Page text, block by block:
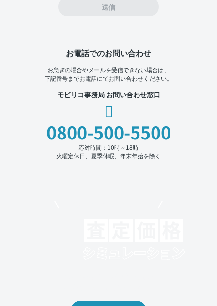
送信
お電話でのお問い合わせ
お急ぎの場合やメールを受信できない場合は、
下記番号までお電話にてお問い合わせください。
モビリコ事務局 お問い合わせ窓口
0800-500-5500
応対時間：10時～18時
火曜定休日、夏季休暇、年末年始を除く